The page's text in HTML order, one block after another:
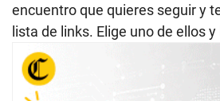
encuentro que quieres seguir y
lista de links. Elige uno de ellos y